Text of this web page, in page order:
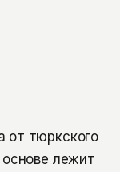
от тюркского
лежит